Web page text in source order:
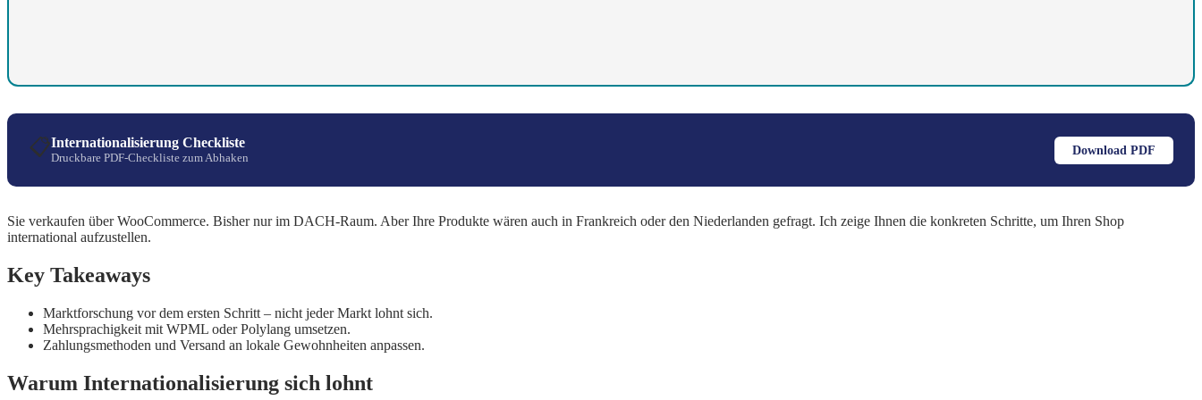
📋Internationalisierung Checkliste
Druckbare PDF-Checkliste zum Abhaken
Download PDF
Sie verkaufen über WooCommerce. Bisher nur im DACH-Raum. Aber Ihre Produkte wären auch in Frankreich oder den Niederlanden gefragt. Ich zeige Ihnen die konkreten Schritte, um Ihren Shop
international aufzustellen.
Key Takeaways
Marktforschung vor dem ersten Schritt – nicht jeder Markt lohnt sich.
Mehrsprachigkeit mit WPML oder Polylang umsetzen.
Zahlungsmethoden und Versand an lokale Gewohnheiten anpassen.
Warum Internationalisierung sich lohnt